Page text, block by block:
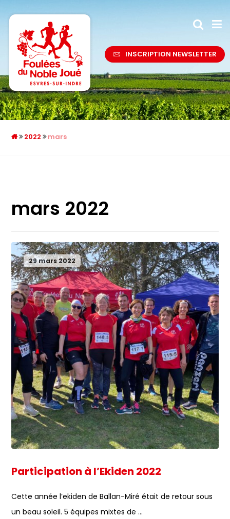
INSCRIPTION NEWSLETTER
2022 mars
mars 2022
Participation à l’Ekiden 2022
29 mars 2022
Cette année l’ekiden de Ballan-Miré était de retour sous
un beau soleil. 5 équipes mixtes de ...